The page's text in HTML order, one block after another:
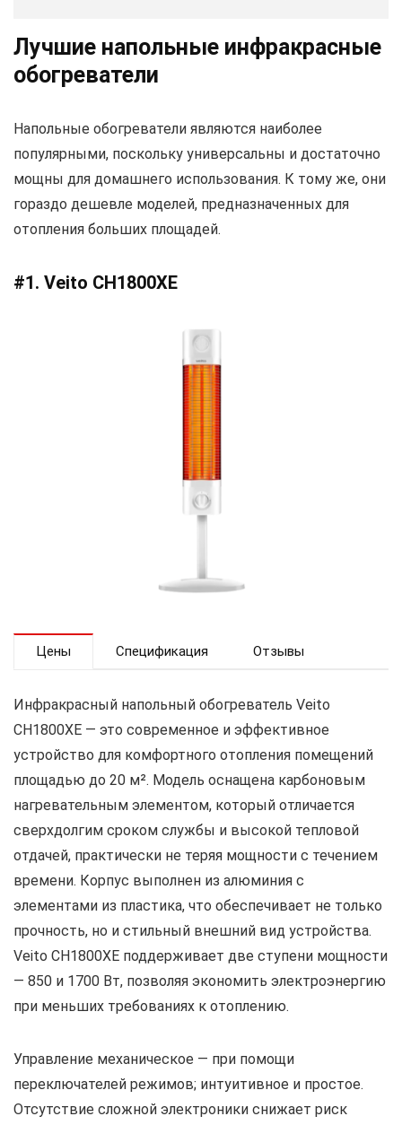
Лучшие напольные инфракрасные
обогреватели
Напольные обогреватели являются наиболее
популярными, поскольку универсальны и достаточно
мощны для домашнего использования. К тому же, они
гораздо дешевле моделей, предназначенных для
отопления больших площадей.
#1. Veito CH1800XE
Цены Спецификация Отзывы
Инфракрасный напольный обогреватель Veito
CH1800XE — это современное и эффективное
устройство для комфортного отопления помещений
площадью до 20 м². Модель оснащена карбоновым
нагревательным элементом, который отличается
сверхдолгим сроком службы и высокой тепловой
отдачей, практически не теряя мощности с течением
времени. Корпус выполнен из алюминия с
элементами из пластика, что обеспечивает не только
прочность, но и стильный внешний вид устройства.
Veito CH1800XE поддерживает две ступени мощности
— 850 и 1700 Вт, позволяя экономить электроэнергию
при меньших требованиях к отоплению.
Управление механическое — при помощи
переключателей режимов; интуитивное и простое.
Отсутствие сложной электроники снижает риск